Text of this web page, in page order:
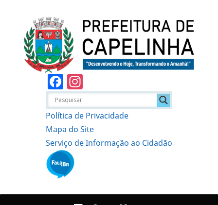
Facebook
Política de Privacidade
Mapa do Site
Serviço de Informação ao Cidadão